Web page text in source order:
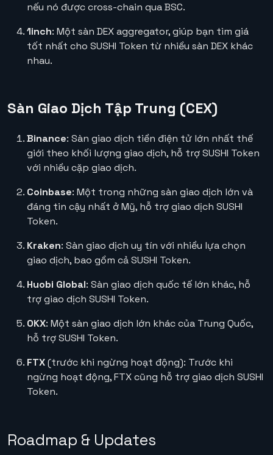
nếu nó được cross-chain qua BSC.
1inch: Một sàn DEX aggregator, giúp bạn tìm giá
tốt nhất cho SUSHI Token từ nhiều sàn DEX khác
nhau.
Sàn Giao Dịch Tập Trung (CEX)
Binance: Sàn giao dịch tiền điện tử lớn nhất thế
giới theo khối lượng giao dịch, hỗ trợ SUSHI Token
với nhiều cặp giao dịch.
Coinbase: Một trong những sàn giao dịch lớn và
đáng tin cậy nhất ở Mỹ, hỗ trợ giao dịch SUSHI
Token.
Kraken: Sàn giao dịch uy tín với nhiều lựa chọn
giao dịch, bao gồm cả SUSHI Token.
Huobi Global: Sàn giao dịch quốc tế lớn khác, hỗ
trợ giao dịch SUSHI Token.
OKX: Một sàn giao dịch lớn khác của Trung Quốc,
hỗ trợ SUSHI Token.
FTX(trước khi ngừng hoạt động): Trước khi
ngừng hoạt động, FTX cũng hỗ trợ giao dịch SUSHI
Token.
Roadmap & Updates